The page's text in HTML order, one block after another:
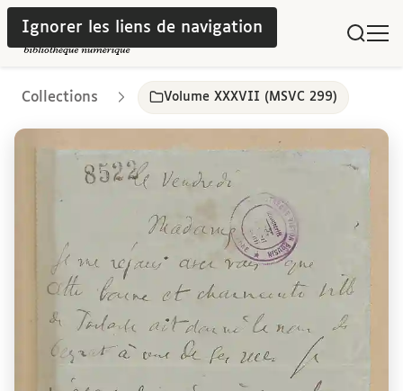
Ignorer les liens de navigation
Collections Volume XXXVII (MSVC 299)